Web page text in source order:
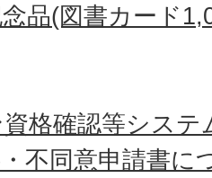
品(図書カード
格確認等システ
不同意申請書に